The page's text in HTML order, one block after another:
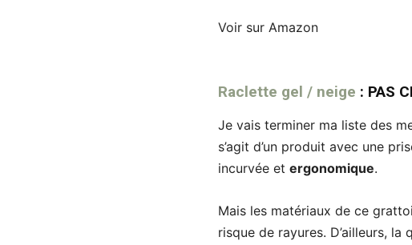
Voir sur Amazon
Raclette gel / neige : PAS
Je vais terminer ma liste des
s’agit d’un produit avec une
incurvée et ergonomique.
Mais les matériaux de ce
risque de rayures. D’ailleurs,